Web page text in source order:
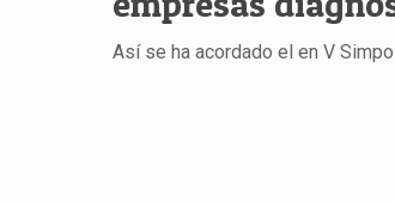
Así se ha acordado el en V